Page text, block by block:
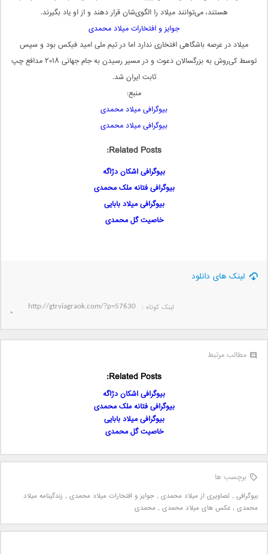
هستند، می‌توانند میلاد را الگوی‌شان قرار دهند و از او یاد بگیرند.
جوایز و افتخارات میلاد محمدی
میلاد در عرصه باشگاهی افتخاری ندارد اما در تیم ملی امید فیکس بود و سپس
توسط کی‌روش به بزرگسالان دعوت و در مسیر رسیدن به جام جهانی ۲۰۱۸ مدافع چپ
ثابت ایران شد.
منبع:
بیوگرافی میلاد محمدی
بیوگرافی میلاد محمدی
Related Posts:
بیوگرافی اشکان دژاگه
بیوگرافی فتانه ملک محمدی
بیوگرافی میلاد بابایی
خاصیت گل محمدی
لینک های دانلود
لینک کوتاه‌ :
مطالب مرتبط
Related Posts:
بیوگرافی اشکان دژاگه
بیوگرافی فتانه ملک محمدی
بیوگرافی میلاد بابایی
خاصیت گل محمدی
برچسب ها
بیوگرافی , تصاویری از میلاد محمدی , جوایز و افتخارات میلاد محمدی , زندگینامه میلاد
محمدی , عکس های میلاد محمدی , محمدی